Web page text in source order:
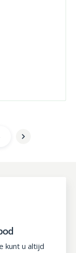
kunt u altijd